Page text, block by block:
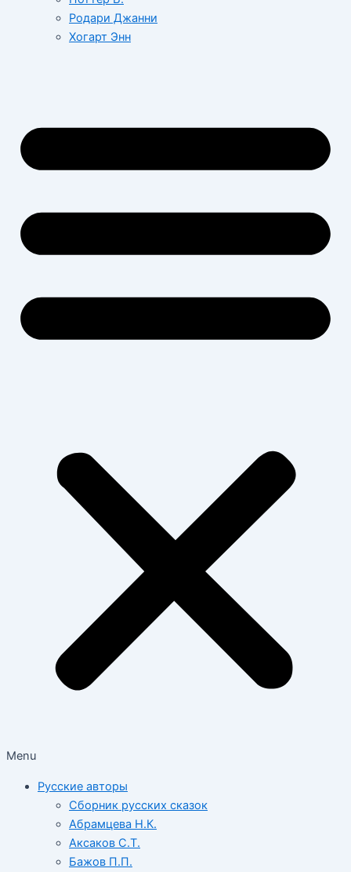
Родари Джанни
Хогарт Энн
Menu
Русские авторы
Сборник русских сказок
Абрамцева Н.К.
Аксаков С.Т.
Бажов П.П.